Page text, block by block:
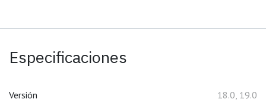
Especificaciones
Versión 18.0 19.0